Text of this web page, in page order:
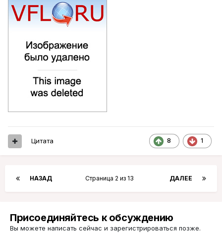
8 1
Цитата
НАЗАД ДАЛЕЕ
Страница 2 из 13
Присоединяйтесь к обсуждению
Вы можете написать сейчас и зарегистрироваться позже.